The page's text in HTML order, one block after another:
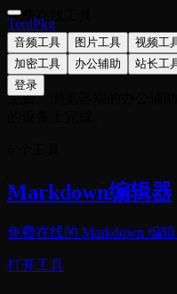
ToolPkg
音频工具 图片工具 视频工
加密工具
办公辅助 站长工
登录
免费在线工具
办公辅助
免费、浏览器端的办公辅
Markdown编辑器
免费在线的 Markdown 编
打开工具